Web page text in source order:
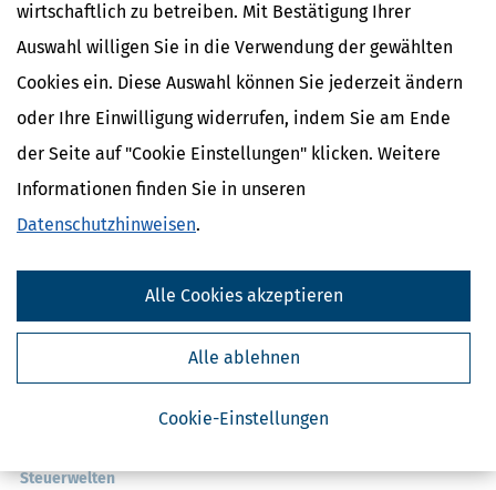
wirtschaftlich zu betreiben. Mit Bestätigung Ihrer
Auswahl willigen Sie in die Verwendung der gewählten
Cookies ein. Diese Auswahl können Sie jederzeit ändern
oder Ihre Einwilligung widerrufen, indem Sie am Ende
der Seite auf "Cookie Einstellungen" klicken. Weitere
Informationen finden Sie in unseren
Datenschutzhinweisen.
Cookie-Einstellungen
Alle ablehnen
Alle Cookies akzeptieren
Kostenlose Steuertipps & News
Steuertipps
Steuertipps Selbstständige
Geldtipps
Ja, ich möchte die kostenlosen Newsletter
Datenschutzhinweisehabe ich gelesen.
Abbestellung des Newsletters widerrufen.
Steuerwelten